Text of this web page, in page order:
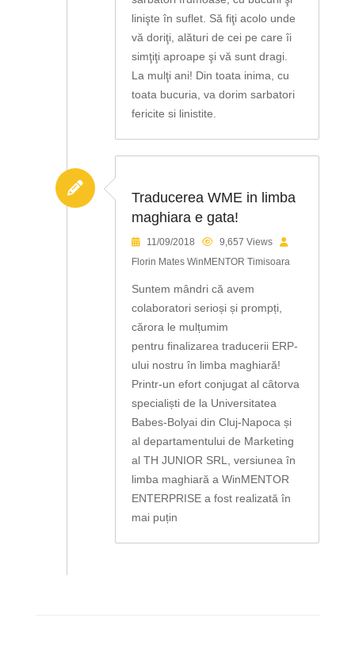
linişte în suflet. Să fiţi acolo unde
vă doriţi, alături de cei pe care îi
simţiţi aproape şi vă sunt dragi.
La mulţi ani! Din toata inima, cu
toata bucuria, va dorim sarbatori
fericite si linistite.
Traducerea WME in limba
maghiara e gata!
11/09/2018
9,657 Views
Florin Mates WinMENTOR Timisoara
Suntem mândri că avem
colaboratori serioși și prompți,
cărora le mulțumim
pentru finalizarea traducerii ERP-
ului nostru în limba maghiară!
Printr-un efort conjugat al câtorva
specialiști de la Universitatea
Babes-Bolyai din Cluj-Napoca și
al departamentului de Marketing
al TH JUNIOR SRL, versiunea în
limba maghiară a WinMENTOR
ENTERPRISE a fost realizată în
mai puțin